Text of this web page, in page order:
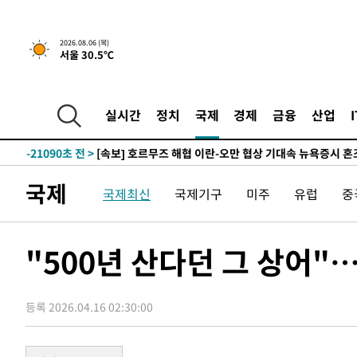
2026.08.06 (목)
서울 30.5℃
실시간 정치 국제 경제 금융 산업
-3996초 전 >[속보] "이란-오만, 호르무즈 해협 통행 항로 합의" 이란
인-31604초 전 >6월 경상수지 497.3억 달러…두 달 연속 사상 최대
-28917초 전 >
미 워싱턴주 스포캔 시의 통제불능 3개 산불, 방화선 일부
-21090초 전 >
우 0.49%↑
-19445초 전 > [속보] 이란 대통령 "지금 최고지도자와 소통하기가 매
인
-31604초 전 >
6월 경상수지 497.3억 달러…두 달 연속 사상 최대
-31555초 전 >서울 낮 39도 '폭염중대경보'…40도 관측 가능성도
-21090초 전 >[속보] 호르무즈 해협 이란-오만 협상 기대속 뉴욕증시 혼
취임 3년 인터뷰
-3996초 전 >[속보] "이란-오만, 호르무즈 해협 통행 항로 합의" 이란
인
국제 국제최신 국제기구 미주 유럽
"500년 산다던 그 상어
등록 2026.04.16 02:30:00